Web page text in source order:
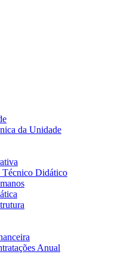
da Unidade
Técnico Didático
Anual